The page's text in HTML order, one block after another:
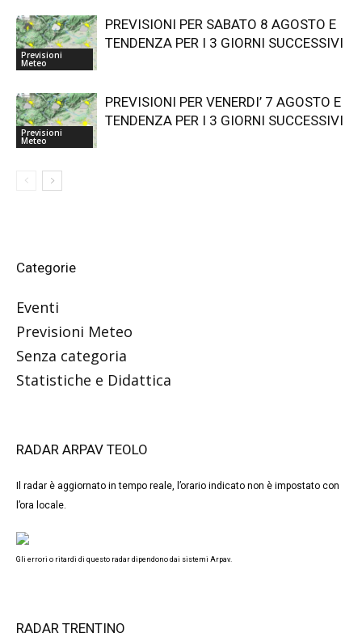
Previsioni
Meteo
PREVISIONI PER SABATO 8 AGOSTO E
TENDENZA PER I 3 GIORNI SUCCESSIVI
Previsioni
Meteo
PREVISIONI PER VENERDI’ 7 AGOSTO E
TENDENZA PER I 3 GIORNI SUCCESSIVI
Categorie
Eventi
Previsioni Meteo
Senza categoria
Statistiche e Didattica
RADAR ARPAV TEOLO
Il radar è aggiornato in tempo reale, l’orario indicato non è impostato con
l’ora locale.
Gli errori o ritardi di questo radar dipendono dai sistemi Arpav.
RADAR TRENTINO